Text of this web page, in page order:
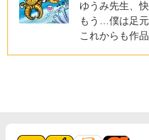
ゆうみ先生、
もう…僕は足元
これからも作